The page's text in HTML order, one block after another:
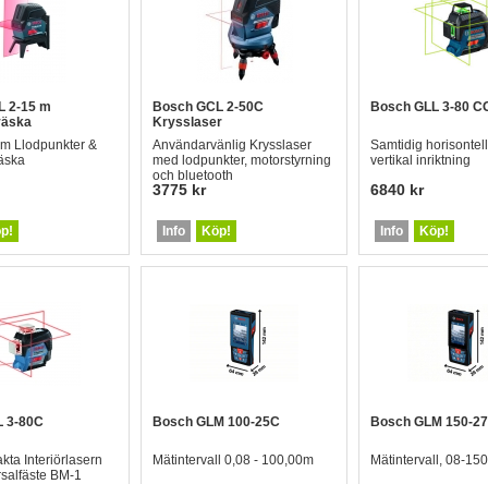
2-15 m
Llodpunkter &
Bosch GCL 2-50C
Krysslaser
Användarvänlig Krysslaser
med lodpunkter, motorstyrning
och bluetooth
3775 kr
Info Köp!
Bosch GLL 3-80
Samtidig
vertikal inriktning
6840 kr
Info Köp!
3-80C
Interiörlasern
BM-1
Bosch GLM 100-25C
Mätintervall 0,08 - 100,00m
Bosch GLM 150-
Mätintervall, 08-